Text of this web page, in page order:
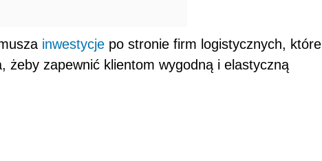
inwestycje po stronie firm logistycznych, które
żeby zapewnić klientom wygodną i elastyczną